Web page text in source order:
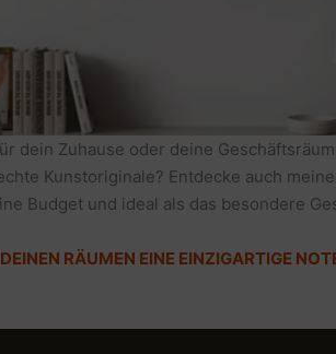
dein Zuhause oder deine
Kunstoriginale? Entdecke auch
Budget und ideal als das besondere
RÄUMEN EINE EINZIGARTIGE